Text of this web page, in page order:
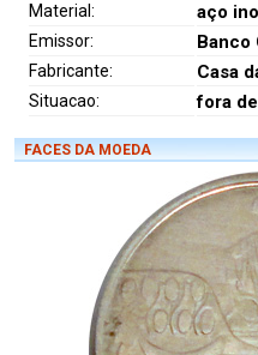
Material: aço
Emissor: Banco
Fabricante: Casa
Situacao: fora
FACES DA MOEDA